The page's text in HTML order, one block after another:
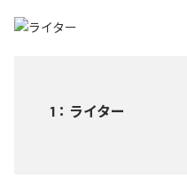
1 ： ライター